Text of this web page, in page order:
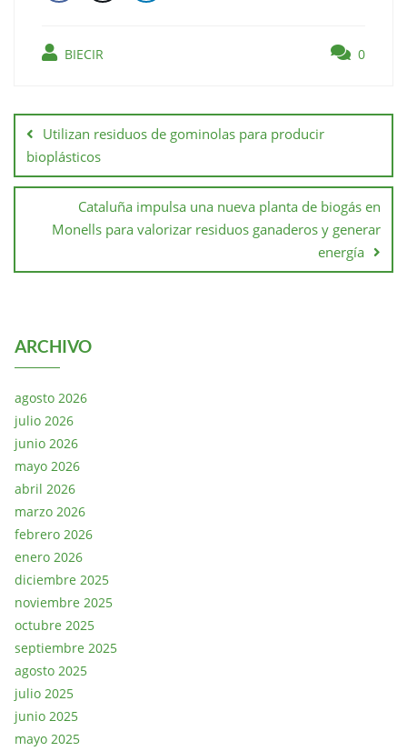
BIECIR 0
Utilizan residuos de gominolas para producir
bioplásticos
Cataluña impulsa una nueva planta de biogás en
Monells para valorizar residuos ganaderos y generar
energía
ARCHIVO
agosto 2026
julio 2026
junio 2026
mayo 2026
abril 2026
marzo 2026
febrero 2026
enero 2026
diciembre 2025
noviembre 2025
octubre 2025
septiembre 2025
agosto 2025
julio 2025
junio 2025
mayo 2025